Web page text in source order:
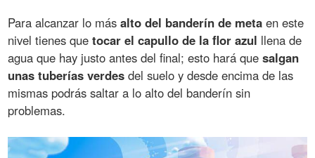
Para alcanzar lo másalto del banderín de meta en este
nivel tienes quetocar el capullo de la flor azul llena de
agua que hay justo antes del final; esto hará quesalgan
unas tuberías verdes del suelo y desde encima de las
mismas podrás saltar a lo alto del banderín sin
problemas.